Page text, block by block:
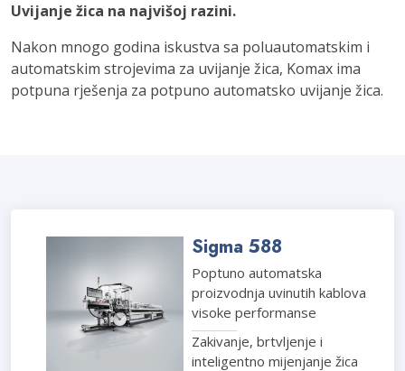
Uvijanje žica na najvišoj razini.
Nakon mnogo godina iskustva sa poluautomatskim i
automatskim strojevima za uvijanje žica, Komax ima
potpuna rješenja za potpuno automatsko uvijanje žica.
Sigma 588
Poptuno automatska
proizvodnja uvinutih kablova
visoke performanse
Zakivanje, brtvljenje i
inteligentno mijenjanje žica